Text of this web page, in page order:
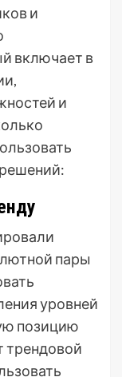
и
включает в
и
пары
уровней
позицию
трендовой